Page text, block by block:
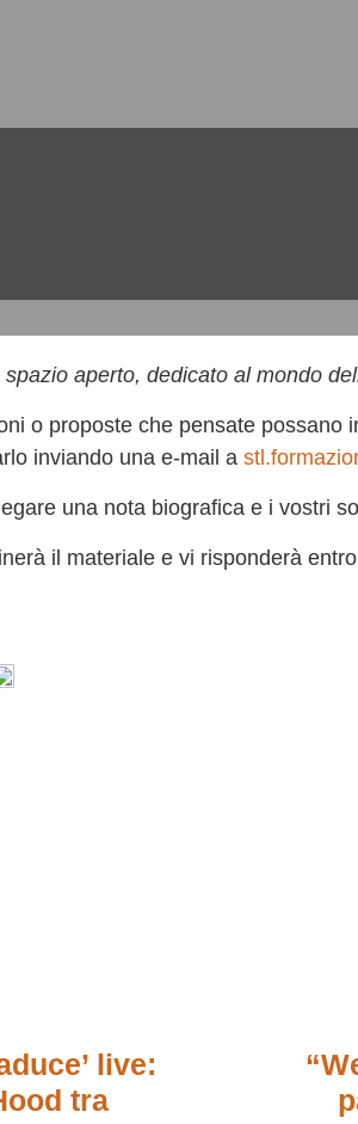
aperto, dedicato al mondo
o proposte che pensate
inviando una e-mail a
una nota biografica e i vostri
il materiale e vi risponderà
live:
tra